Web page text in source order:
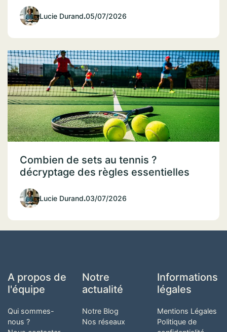
Lucie Durand.05/07/2026
Combien de sets au tennis ?
décryptage des règles essentielles
Lucie Durand.03/07/2026
A propos de
l'équipe
Qui sommes-
nous ?
Notre
actualité
Notre Blog
Nos réseaux
Informations
légales
Mentions Légales
Politique de